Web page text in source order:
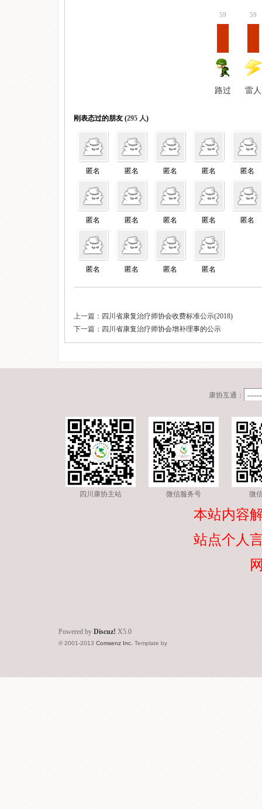
59
路过
59
雷人
刚表态过的朋友 (295 人)
匿名 匿名 匿名 匿名 匿名
匿名 匿名 匿名 匿名 匿名
匿名 匿名 匿名 匿名
上一篇： 四川省康复治疗师协会收费标准公示(2018)
下一篇： 四川省康复治疗师协会增补理事的公示
康协互通：
四川康协主站 微信服务号 微
本站内容
站点个人
Powered by Discuz! X5.0
© 2001-2013 Comsenz Inc. Template by